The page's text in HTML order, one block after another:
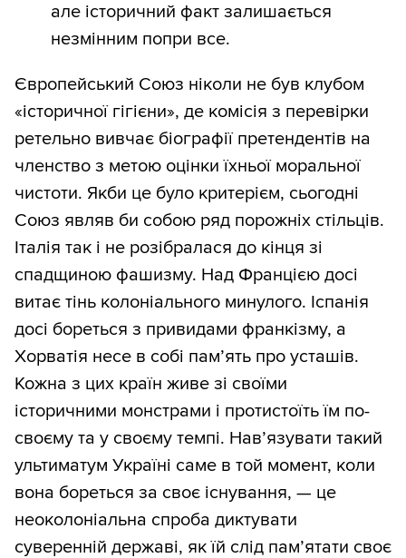
але історичний факт залишається
незмінним попри все.
Європейський Союз ніколи не був клубом
«історичної гігієни», де комісія з перевірки
ретельно вивчає біографії претендентів на
членство з метою оцінки їхньої моральної
чистоти. Якби це було критерієм, сьогодні
Союз являв би собою ряд порожніх стільців.
Італія так і не розібралася до кінця зі
спадщиною фашизму. Над Францією досі
витає тінь колоніального минулого. Іспанія
досі бореться з привидами франкізму, а
Хорватія несе в собі пам’ять про усташів.
Кожна з цих країн живе зі своїми
історичними монстрами і протистоїть їм по-
своєму та у своєму темпі. Нав’язувати такий
ультиматум Україні саме в той момент, коли
вона бореться за своє існування, — це
неоколоніальна спроба диктувати
суверенній державі, як їй слід пам’ятати своє